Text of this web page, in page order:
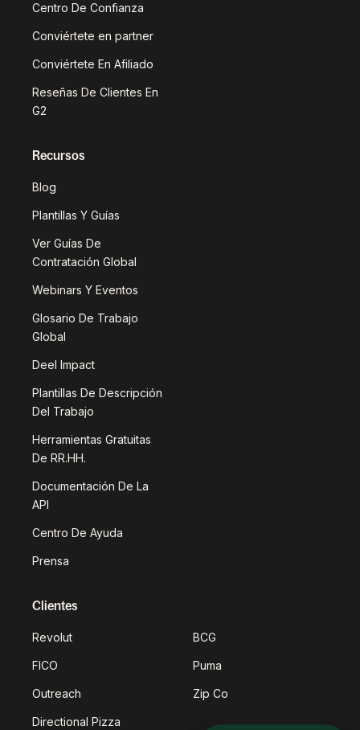
Centro De Confianza
Conviértete en partner
Conviértete En Afiliado
Reseñas De Clientes En
G2
Recursos
Blog
Plantillas Y Guías
Ver Guías De
Contratación Global
Webinars Y Eventos
Glosario De Trabajo
Global
Deel Impact
Plantillas De Descripción
Del Trabajo
Herramientas Gratuitas
De RR.HH.
Documentación De La
API
Centro De Ayuda
Prensa
Clientes
Revolut BCG
FICO Puma
Outreach Zip Co
Directional Pizza